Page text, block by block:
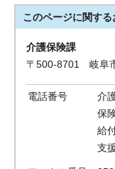
このページに関する
介護保険課
〒500-8701 岐阜
電話番号
介
保
給
支